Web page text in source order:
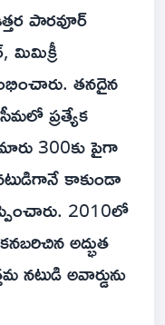
పారవూర్
మిమిక్రీ
తనదైన
ప్రత్యేక
300కు పైగా
కాకుండా
2010లో
అద్భుత
అవార్డును